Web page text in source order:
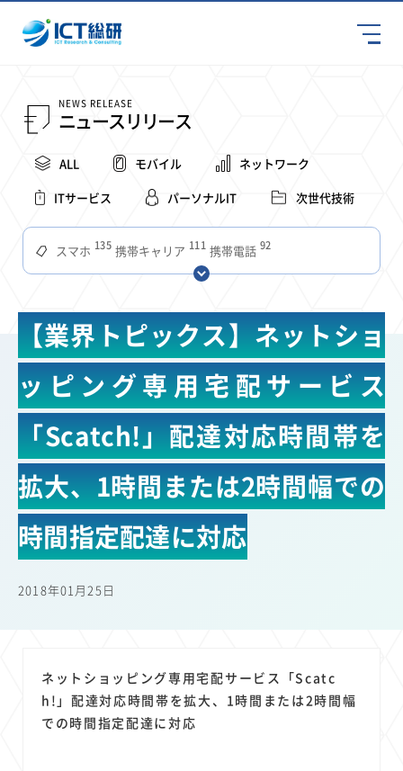
NEWS RELEASE
ニュースリリース
ALL モバイル
ネットワーク
ITサービス
パーソナルIT 次世代技術
スマホ 135 携帯キャリア 111 携帯電話 92
スマートデバイス 68 通信速度 65 ビジネス 63 4Ｇ 59
アプリ 51 つながりやすさ 51 電波状況 ドコモ 48
タブレット 38 インターネット 36 ビジネスシーン 31
混雑環境 31 MVNO 28 SIM 27 電波 27 全国 24 楽天モバイル
22 22 22 21 19 18
電車 17 料金 16 所有状況 14 動画配信 14 SNS 14
ブロードバンド Android 移動中 FTTH
公衆無線LAN 11 格安 11 キャッシュレス決済 11
待ち合わせ場所 11 スマートフォン 9 東西エリア別
ニュースアプリ 8 クラウドストレージ
電子マネー 6 ワイモバイル
オフィスビル マイナポイント 海外料金 学割
Anthropic 2 Perplexity 2 YouTube 2 iPad 2 リスク 2 X 2
Genspark 2 配車アプリ 2 フードデリバリー
【業界トピックス】ネットショ
ッピング専用宅配サービス
「Scatch!」配達対応時間帯を
拡大、1時間または2時間幅での
時間指定配達に対応
2018年01月25日
ネットショッピング専用宅配サービス「Scatc
h!」配達対応時間帯を拡大、1時間または2時間幅
での時間指定配達に対応